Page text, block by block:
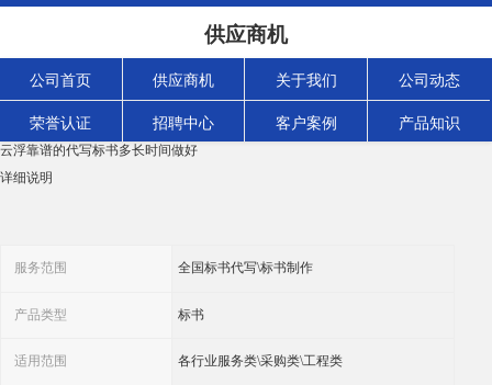
供应商机
公司首页 供应商机 关于我们 公司动态
荣誉认证 招聘中心 客户案例 产品知识
关键词
云浮靠谱的代写标书多长时间做好
详细说明
服务范围 全国标书代写\标书制作
产品类型 标书
适用范围 各行业服务类\采购类\工程类